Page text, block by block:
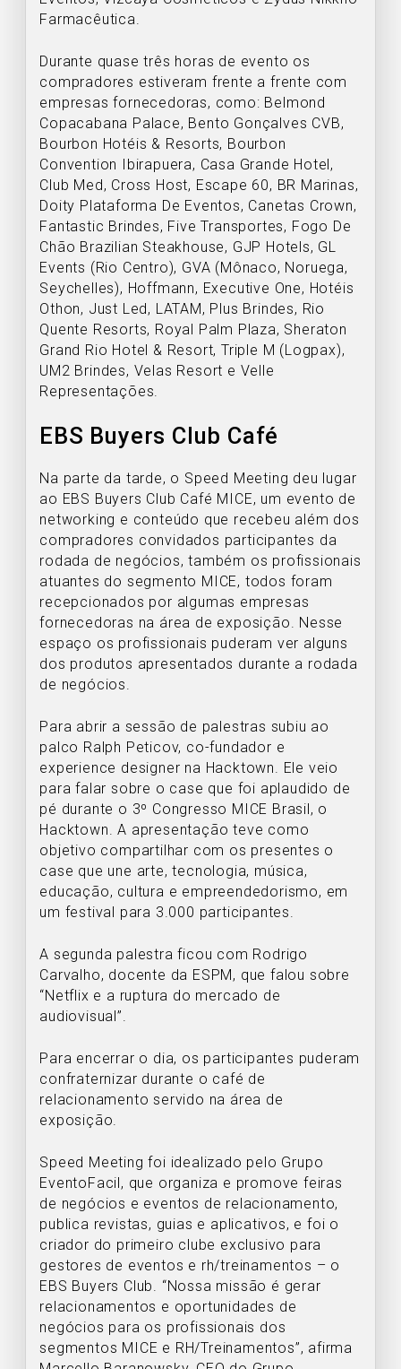
Farmacêutica.
Durante quase três horas de evento os
compradores estiveram frente a frente com
empresas fornecedoras, como: Belmond
Copacabana Palace, Bento Gonçalves CVB,
Bourbon Hotéis & Resorts, Bourbon
Convention Ibirapuera, Casa Grande Hotel,
Club Med, Cross Host, Escape 60, BR Marinas,
Doity Plataforma De Eventos, Canetas Crown,
Fantastic Brindes, Five Transportes, Fogo De
Chão Brazilian Steakhouse, GJP Hotels, GL
Events (Rio Centro), GVA (Mônaco, Noruega,
Seychelles), Hoffmann, Executive One, Hotéis
Othon, Just Led, LATAM, Plus Brindes, Rio
Quente Resorts, Royal Palm Plaza, Sheraton
Grand Rio Hotel & Resort, Triple M (Logpax),
UM2 Brindes, Velas Resort e Velle
Representações.
EBS Buyers Club Café
Na parte da tarde, o Speed Meeting deu lugar
ao EBS Buyers Club Café MICE, um evento de
networking e conteúdo que recebeu além dos
compradores convidados participantes da
rodada de negócios, também os profissionais
atuantes do segmento MICE, todos foram
recepcionados por algumas empresas
fornecedoras na área de exposição. Nesse
espaço os profissionais puderam ver alguns
dos produtos apresentados durante a rodada
de negócios.
Para abrir a sessão de palestras subiu ao
palco Ralph Peticov, co-fundador e
experience designer na Hacktown. Ele veio
para falar sobre o case que foi aplaudido de
pé durante o 3º Congresso MICE Brasil, o
Hacktown. A apresentação teve como
objetivo compartilhar com os presentes o
case que une arte, tecnologia, música,
educação, cultura e empreendedorismo, em
um festival para 3.000 participantes.
A segunda palestra ficou com Rodrigo
Carvalho, docente da ESPM, que falou sobre
“Netflix e a ruptura do mercado de
audiovisual”.
Para encerrar o dia, os participantes puderam
confraternizar durante o café de
relacionamento servido na área de
exposição.
Speed Meeting foi idealizado pelo Grupo
EventoFacil, que organiza e promove feiras
de negócios e eventos de relacionamento,
publica revistas, guias e aplicativos, e foi o
criador do primeiro clube exclusivo para
gestores de eventos e rh/treinamentos – o
EBS Buyers Club. “Nossa missão é gerar
relacionamentos e oportunidades de
negócios para os profissionais dos
segmentos MICE e RH/Treinamentos”, afirma